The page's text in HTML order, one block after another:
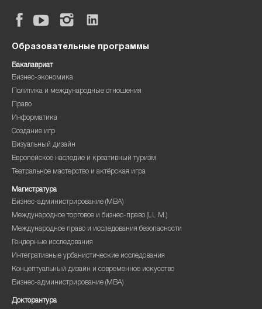
Образовательные программы
Бакалавриат
Бизнес-экономика
Политика и международные отношения
Право
Информатика
Создание игр
Визуальный дизайн
Европейское наследие и креативный туризм
Театральное мастерство и актёрская игра
Магистратура
Бизнес-администрирование (MBA)
Международное торговое и бизнес-право (LL.M.)
Международное право и исследования безопасности
Гендерные исследования
Интегративные урбанистические исследования
Концептуальный дизайн и современное искусство
Бизнес-администрирование (MBA)
Докторантура